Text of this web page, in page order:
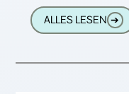
die ich hier
ALLES LESEN ➔